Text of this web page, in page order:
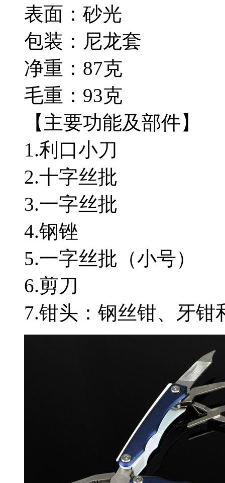
表面：砂光
包装：尼龙套
净重：87克
毛重：93克
【主要功能及部件】
1.利口小刀
2.十字丝批
3.一字丝批
4.钢锉
5.一字丝批（小号）
6.剪刀
7.钳头：钢丝钳、牙钳